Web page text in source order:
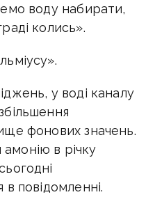
воду набирати,
колись».
у воді каналу
фонових значень.
в річку
повідомленні.